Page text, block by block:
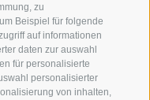
zu
Beispiel für folgende
auf informationen
daten zur auswahl
für personalisierte
personalisierter
von inhalten,